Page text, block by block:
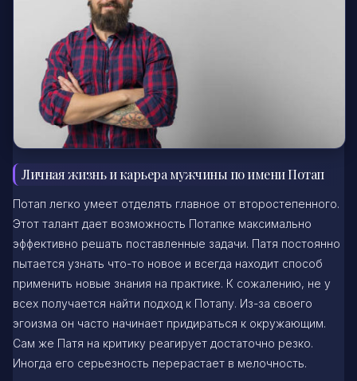
Личная жизнь и карьера мужчины по имени Потап
Потап легко умеет отделять главное от второстепенного.
Этот талант дает возможность Потапке максимально
эффективно решать поставленные задачи. Патя постоянно
пытается узнать что-то новое и всегда находит способ
применить новые знания на практике. К сожалению, не у
всех получается найти подход к Потапу. Из-за своего
эгоизма он часто начинает придираться к окружающим.
Сам же Патя на критику реагирует достаточно резко.
Иногда его серьезность перерастает в мелочность.